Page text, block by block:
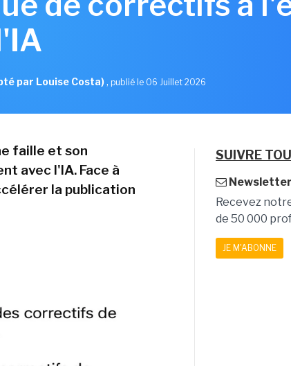
par Louise Costa), publié le 06 Juillet 2026
faille et son
avec l'IA. Face à
la publication
SUIVRE
Newsletter
Recevez
de 50 000
JE M'ABONNE